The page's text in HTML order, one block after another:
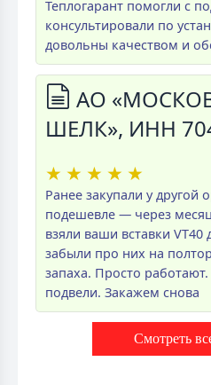
Теплогарант помогли с
консультировали по
довольны качеством и
АО
ШЕЛК», ИНН
★ ★ ★ ★ ★
Ранее закупали у другой
подешевле — через
взяли ваши вставки
забыли про них на
запаха. Просто
подвели. Закажем снова
Смотреть